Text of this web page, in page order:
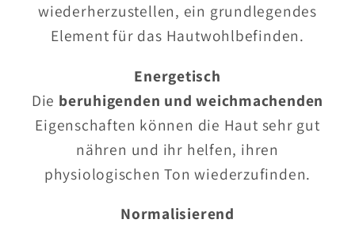
wiederherzustellen, ein grundlegendes
Element für das Hautwohlbefinden.
Energetisch
Die beruhigenden und weichmachenden
Eigenschaften können die Haut sehr gut
nähren und ihr helfen, ihren
physiologischen Ton wiederzufinden.
Normalisierend